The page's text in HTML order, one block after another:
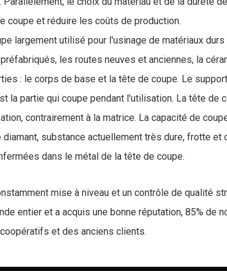
coupe et réduire les coûts de production.
largement utilisé pour l'usinage de matériaux
les routes neuves et anciennes, la
: le corps de base et la tête de coupe. Le
la partie qui coupe pendant l'utilisation. La tête de
contrairement à la matrice. La capacité de
substance actuellement très dure, frotte et
dans le métal de la tête de coupe.
mise à niveau et un contrôle de qualité
entier et a acquis une bonne réputation, 85% de
et des anciens clients.